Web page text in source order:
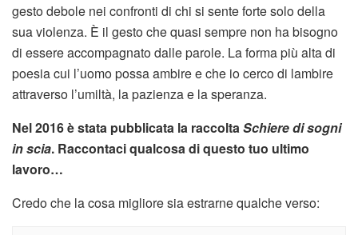
gesto debole nei confronti di chi si sente forte solo della
sua violenza. È il gesto che quasi sempre non ha bisogno
di essere accompagnato dalle parole. La forma più alta di
poesia cui l’uomo possa ambire e che io cerco di lambire
attraverso l’umiltà, la pazienza e la speranza.
Nel 2016 è stata pubblicata la raccoltaSchiere di sogni
in scia. Raccontaci qualcosa di questo tuo ultimo
lavoro…
Credo che la cosa migliore sia estrarne qualche verso: